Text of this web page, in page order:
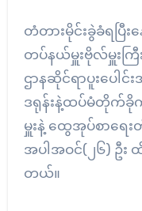
တံတားမိုင်းခွဲခံရပ
တပ်နယ်မှူးဗိုလ်မှူးကြီ
ဌာနဆိုင်ရာပူးပေ
ဒရုန်းနဲ့ထပ်မံတိုက်ခို
မှူးနဲ့ ထွေအုပ်စာရေ
အပါအဝင်(၂၆) ဦ
တယ်။